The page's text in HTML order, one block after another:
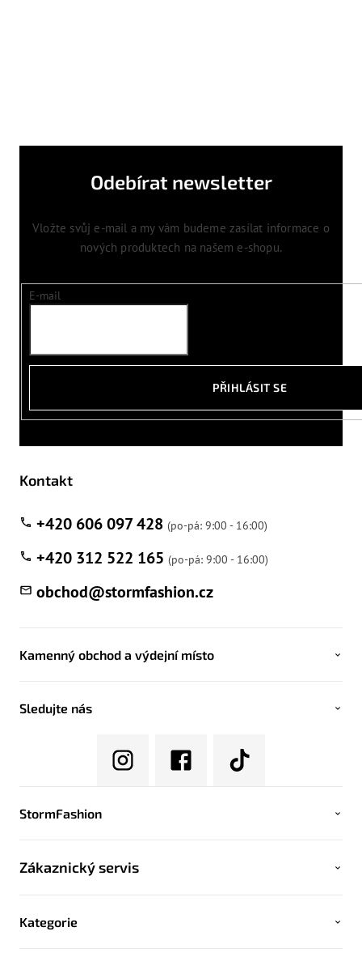
Odebírat newsletter
Vložte svůj e-mail a my vám budeme zasílat informace o
nových produktech na našem e-shopu.
E-mail
PŘIHLÁSIT SE
Kontakt
obchod@stormfashion.cz
+420 606 097 428
+420 312 522 165
Kamenný obchod a výdejní místo
Sledujte nás
StormFashion
Zákaznický servis
Kategorie